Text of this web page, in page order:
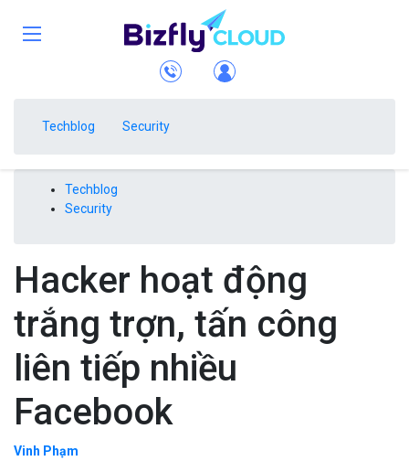
Techblog Security
Techblog
Security
Hacker hoạt động
trắng trợn, tấn công
liên tiếp nhiều
Facebook
Vinh Phạm